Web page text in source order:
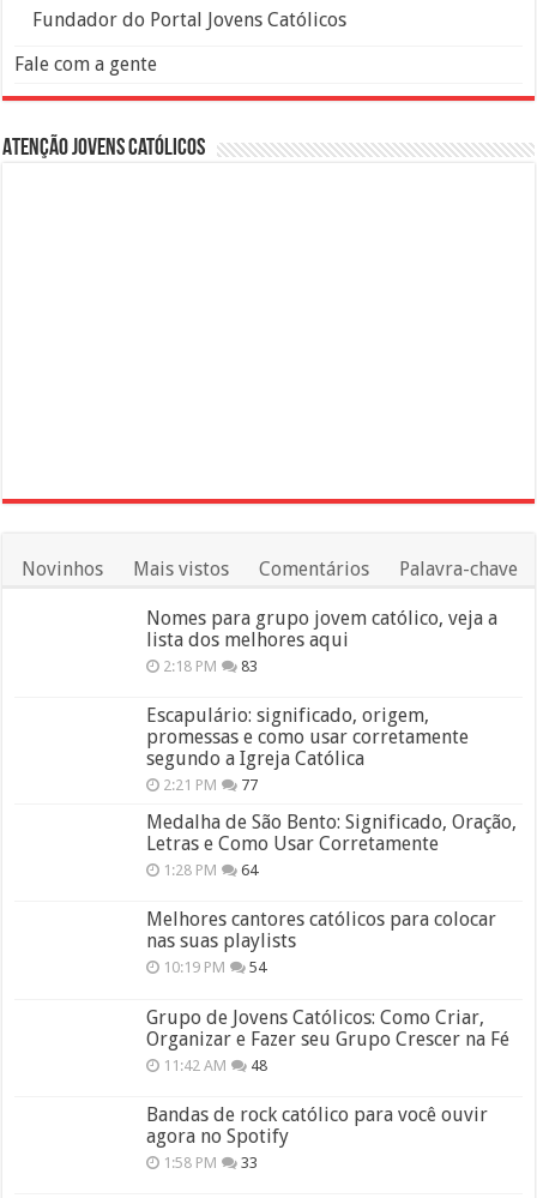
Fundador do Portal Jovens Católicos
Fale com a gente
Atenção Jovens Católicos
Novinhos Mais vistos Comentários Palavra-chave
Nomes para grupo jovem católico, veja a
lista dos melhores aqui
2:18 PM 83
Escapulário: significado, origem,
promessas e como usar corretamente
segundo a Igreja Católica
2:21 PM 77
Medalha de São Bento: Significado, Oração,
Letras e Como Usar Corretamente
1:28 PM 64
Melhores cantores católicos para colocar
nas suas playlists
10:19 PM 54
Grupo de Jovens Católicos: Como Criar,
Organizar e Fazer seu Grupo Crescer na Fé
11:42 AM 48
Bandas de rock católico para você ouvir
agora no Spotify
1:58 PM 33